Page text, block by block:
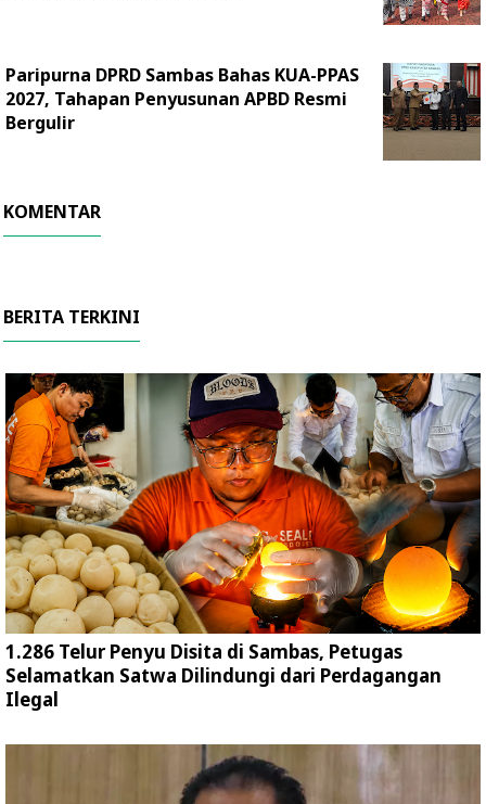
Paripurna DPRD Sambas Bahas KUA-PPAS
2027, Tahapan Penyusunan APBD Resmi
Bergulir
KOMENTAR
BERITA TERKINI
1.286 Telur Penyu Disita di Sambas, Petugas
Selamatkan Satwa Dilindungi dari Perdagangan
Ilegal